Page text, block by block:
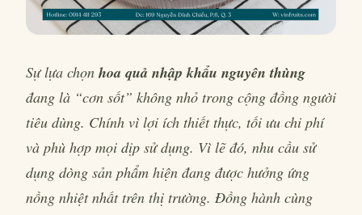
Sự lựa chọn hoa quả nhập khẩu nguyên thùng
đang là “cơn sốt” không nhỏ trong cộng đồng người
tiêu dùng. Chính vì lợi ích thiết thực, tối ưu chi phí
và phù hợp mọi dịp sử dụng. Vì lẽ đó, nhu cầu sử
dụng dòng sản phẩm hiện đang được hưởng ứng
nồng nhiệt nhất trên thị trường. Đồng hành cùng